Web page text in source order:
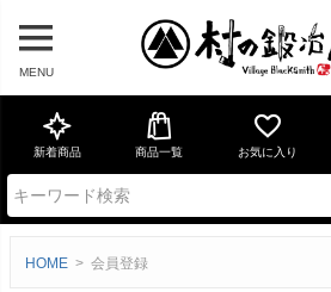
MENU
新着商品 商品一覧 お気に入り
HOME 会員登録